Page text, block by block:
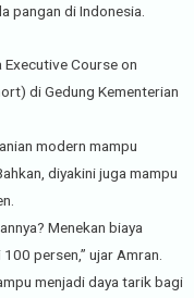
pangan di Indonesia.
Course on
di Gedung Kementerian
modern mampu
diyakini juga mampu
Menekan biaya
persen,” ujar Amran.
menjadi daya tarik bagi